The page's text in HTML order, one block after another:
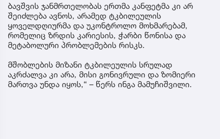
ბავშვის ჯანმრთელობას ერთმა კანფეტმა კი არ
შეიძლება ავნოს, არამედ ტკბილეულის
ყოველდღიურმა და უკონტროლო მოხმარებამ,
რომელიც ზრდის კარიესის, ჭარბი წონისა და
მეტაბოლური პრობლემების რისკს.
მშობლების მიზანი ტკბილეულის სრულად
აკრძალვა კი არა, მისი გონივრული და ზომიერი
მართვა უნდა იყოს,“ – წერს ინგა მამუჩიშვილი.